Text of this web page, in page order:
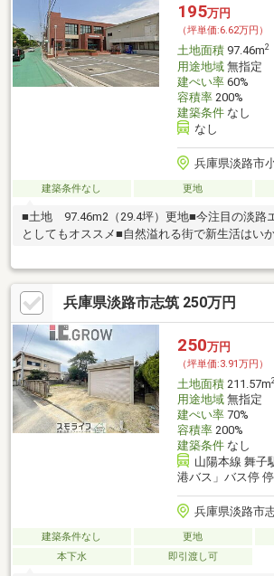
195万円
（坪単価:6.62万円）
土地面積97.46m2
用途地域無指定
建ぺい率60%
容積率200%
建築条件なし
なし
兵庫県淡路市
建築条件なし 更地
■土地 97.46m2（29.4坪）更地■今注目の淡路
としてもオススメ■自然溢れる街で新生活はい
兵庫県淡路市志筑 250万円
250万円
（坪単価:3.91万円）
土地面積211.57m2
用途地域無指定
建ぺい率70%
容積率200%
建築条件なし
山陽本線 舞子
港バス」バス停
兵庫県淡路市
建築条件なし 更地
本下水
即引渡し可